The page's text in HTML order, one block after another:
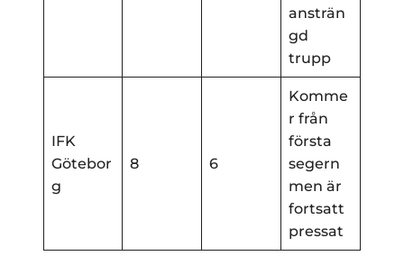
ansträn
gd
trupp
IFK
Götebor
g
8 6
Komme
r från
första
segern
men är
fortsatt
pressat